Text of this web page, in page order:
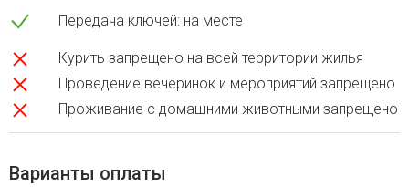
Передача ключей: на месте
Курить запрещено на всей территории жилья
Проведение вечеринок и мероприятий запрещено
Проживание с домашними животными запрещено
Варианты оплаты